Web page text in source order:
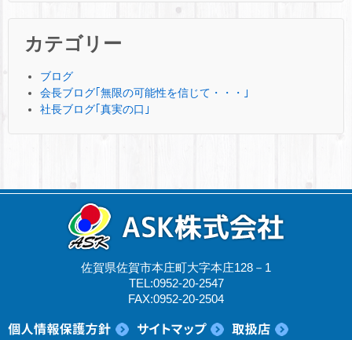
カテゴリー
ブログ
会長ブログ｢無限の可能性を信じて・・・｣
社長ブログ｢真実の口｣
佐賀県佐賀市本庄町大字本庄128－1
TEL:0952-20-2547
FAX:0952-20-2504